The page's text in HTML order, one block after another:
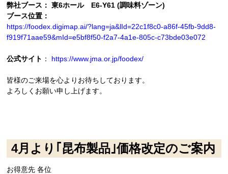
弊社ブース： 東6ホール E6-Y61 (調味料ゾーン)
ブース位置：
https://foodex.digimap.ai/?lang=ja&lId=22c1f8c0-a86f-45fb-9dd8-
f919f71aae59&mId=e5bf8f50-f2a7-4a1e-805c-c73bde03e072
公式サイト ： https://www.jma.or.jp/foodex/
皆様のご来場を心よりお待ちしております。
よろしくお願い申し上げます。
4月より｢昆布製品｣価格改定のご案内
お得意先 各位